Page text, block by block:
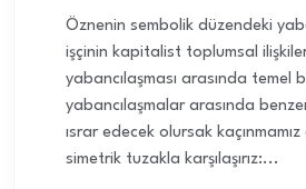
Öznenin sembolik düzendeki
işçinin kapitalist toplumsal
yabancılaşması arasında temel
yabancılaşmalar arasında
ısrar edecek olursak
simetrik tuzakla karşılaşırız:...